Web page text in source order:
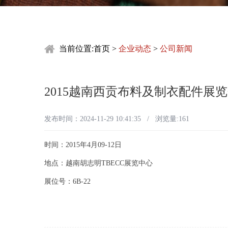
当前位置:首页 > 企业动态 > 公司新闻
2015越南西贡布料及制衣配件展
发布时间：2024-11-29 10:41:35 / 浏览量:161
时间：2015年4月09-12日
地点：越南胡志明TBECC展览中心
展位号：6B-22